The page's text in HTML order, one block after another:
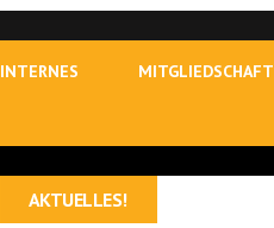
INTERNES MITGLIEDSCHAFT
AKTUELLES!